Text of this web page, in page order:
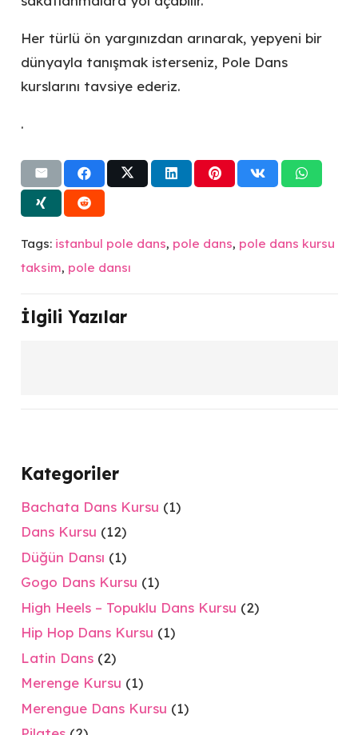
Her türlü ön yargınızdan arınarak, yepyeni bir
dünyayla tanışmak isterseniz, Pole Dans
kurslarını tavsiye ederiz.
.
Tags: istanbul pole dans, pole dans, pole dans kursu
taksim, pole dansı
İlgili Yazılar
Kategoriler
Bachata Dans Kursu (1)
Dans Kursu (12)
Düğün Dansı (1)
Gogo Dans Kursu (1)
High Heels – Topuklu Dans Kursu (2)
Hip Hop Dans Kursu (1)
Latin Dans(2)
Merenge Kursu (1)
Merengue Dans Kursu (1)